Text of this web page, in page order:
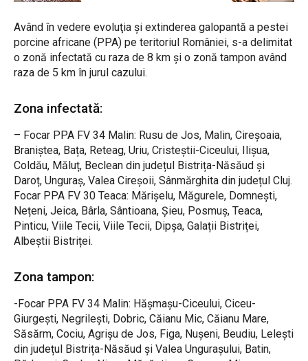
Având în vedere evoluţia şi extinderea galopantă a pestei
porcine africane (PPA) pe teritoriul României, s-a delimitat
o zonă infectată cu raza de 8 km și o zonă tampon având
raza de 5 km în jurul cazului.
Zona infectată:
– Focar PPA FV 34 Malin: Rusu de Jos, Malin, Cireșoaia,
Braniștea, Bața, Reteag, Uriu, Cristeștii-Ciceului, Ilișua,
Coldău, Măluț, Beclean din județul Bistrița-Năsăud și
Daroț, Unguraș, Valea Cireșoii, Sânmărghita din județul Cluj.
Focar PPA FV 30 Teaca: Mărișelu, Măgurele, Domnești,
Nețeni, Jeica, Bârla, Sântioana, Șieu, Posmuș, Teaca,
Pinticu, Viile Tecii, Viile Tecii, Dipșa, Galații Bistriței,
Albeștii Bistriței.
Zona tampon:
-Focar PPA FV 34 Malin: Hășmașu-Ciceului, Ciceu-
Giurgești, Negrilești, Dobric, Căianu Mic, Căianu Mare,
Săsărm, Cociu, Agrișu de Jos, Figa, Nușeni, Beudiu, Lelești
din județul Bistrița-Năsăud și Valea Ungurașului, Batin,